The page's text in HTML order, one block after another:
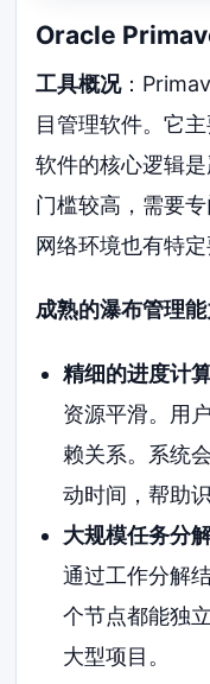
Oracle
工具概况：
目管理软件。它
软件的核心逻辑
门槛较高，需要
网络环境也有特定
成熟的瀑布管理
精细的进度计
资源平滑。用
赖关系。系统
动时间，帮助
大规模任务分
通过工作分解
个节点都能独
大型项目。